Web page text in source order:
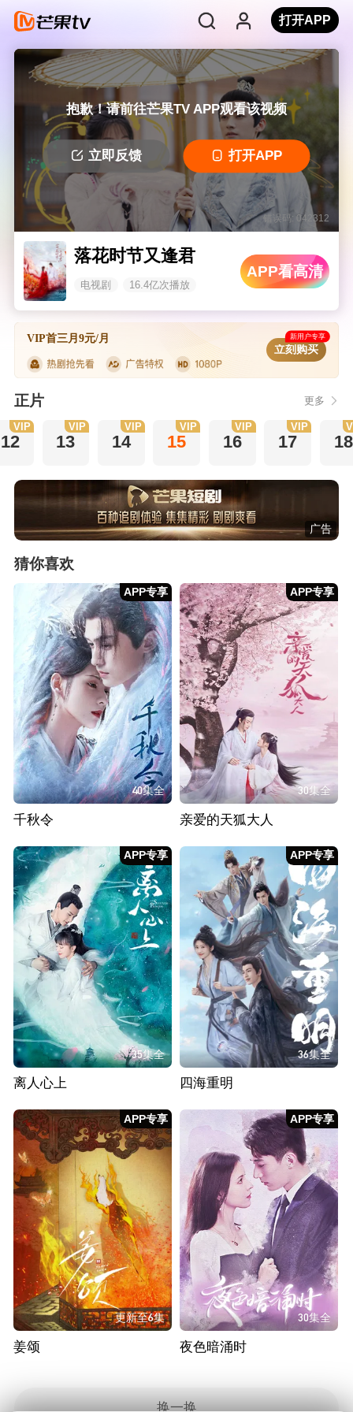
打开APP
抱歉！请前往芒果TV APP观看该视频
立即反馈 打开APP
错误码: 042312
落花时节又逢君
电视剧 16.4亿次播放
APP看高清
VIP首三月9元/月 新用户专享
立刻购买
正片 更多
12
VIP
13
VIP
14
VIP
15
VIP
16
VIP
17
VIP
18
广告
猜你喜欢
APP专享
40集全
千秋令
APP专享
30集全
亲爱的天狐大人
APP专享
35集全
离人心上
APP专享
36集全
四海重明
APP专享
更新至6集
姜颂
APP专享
30集全
夜色暗涌时
换一换